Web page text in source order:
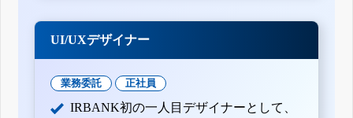
UI/UXデザイナー
業務委託 正社員
IRBANK初の一人目デザイナーとして、